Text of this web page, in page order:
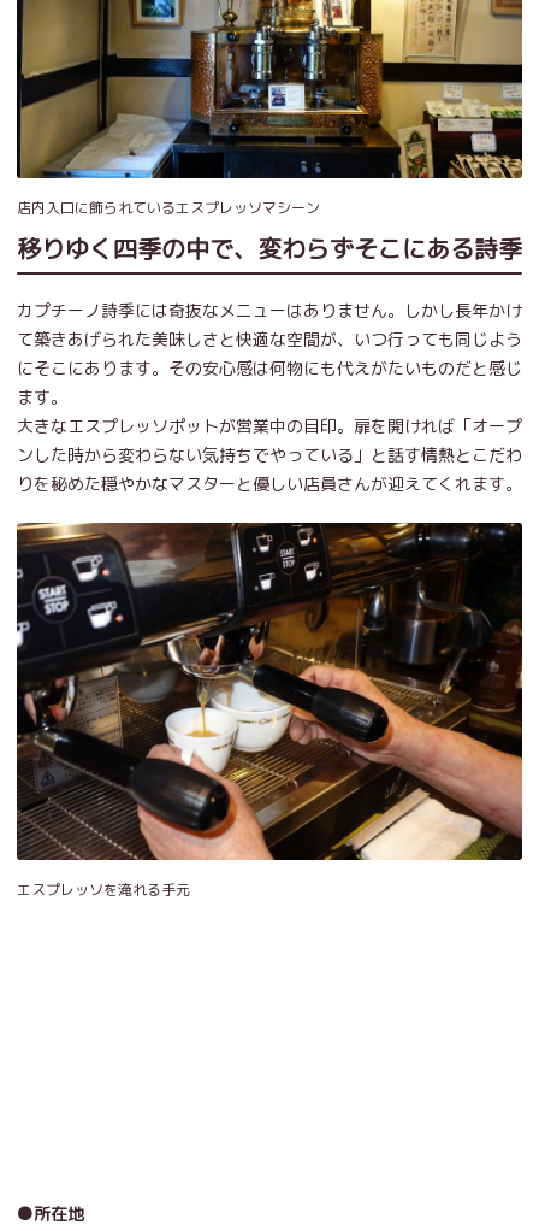
店内入口に飾られているエスプレッソマシーン
移りゆく四季の中で、変わらずそこにある詩季
カプチーノ詩季には奇抜なメニューはありません。しかし長年かけ
て築きあげられた美味しさと快適な空間が、いつ行っても同じよう
にそこにあります。その安心感は何物にも代えがたいものだと感じ
ます。
大きなエスプレッソポットが営業中の目印。扉を開ければ「オープ
ンした時から変わらない気持ちでやっている」と話す情熱とこだわ
りを秘めた穏やかなマスターと優しい店員さんが迎えてくれます。
エスプレッソを淹れる手元
●所在地